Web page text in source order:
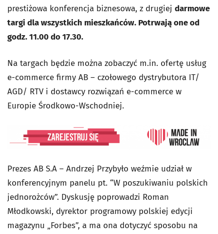
prestiżowa konferencja biznesowa, z drugiej darmowe
targi dla wszystkich mieszkańców. Potrwają one od
godz. 11.00 do 17.30.
Na targach będzie można zobaczyć m.in. ofertę usług
e-commerce firmy AB – czołowego dystrybutora IT/
AGD/ RTV i dostawcy rozwiązań e-commerce w
Europie Środkowo-Wschodniej.
Prezes AB S.A – Andrzej Przybyło weźmie udział w
konferencyjnym panelu pt. “W poszukiwaniu polskich
jednorożców”. Dyskusję poprowadzi Roman
Młodkowski, dyrektor programowy polskiej edycji
magazynu „Forbes”, a ma ona dotyczyć sposobu na